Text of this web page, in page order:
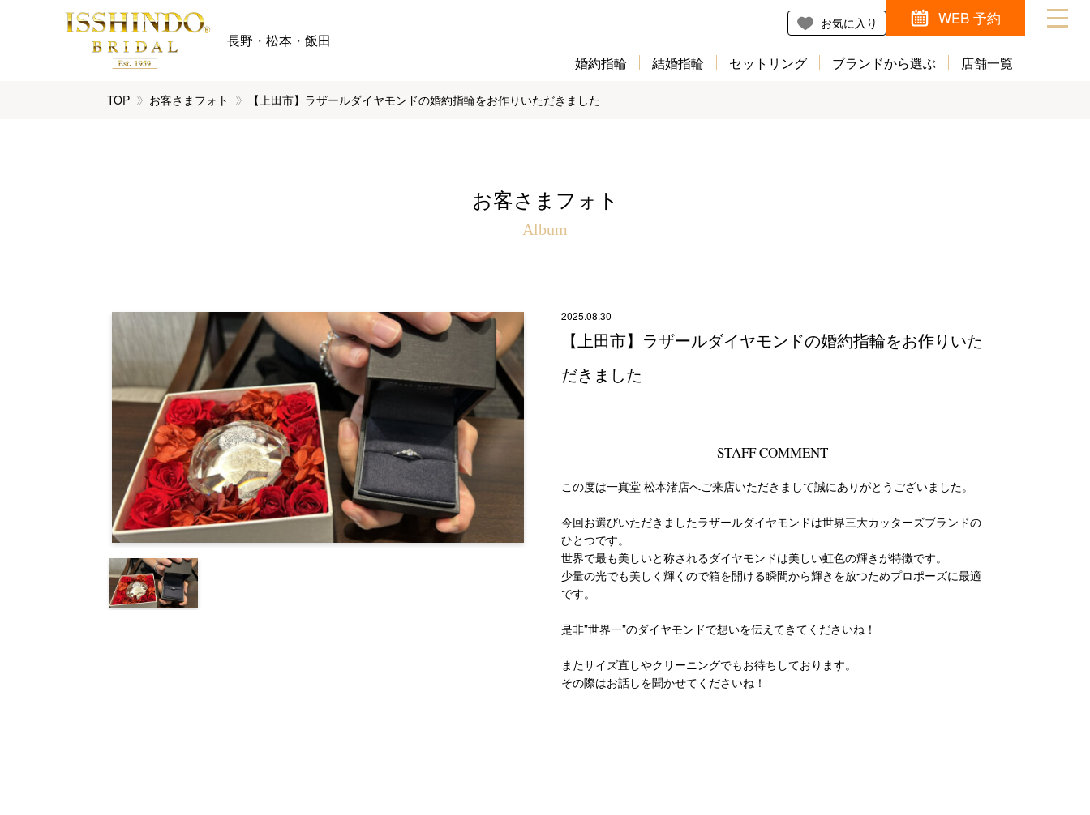
長野・松本・飯田
お気に入り WEB 予約
婚約指輪 結婚指輪 セットリング ブランドから選ぶ 店舗一覧
TOP お客さまフォト 【上田市】ラザールダイヤモンドの婚約指輪をお作りいただきました
お客さまフォト
Album
2025.08.30
【上田市】ラザールダイヤモンドの婚約指輪をお作りいた
だきました
STAFF COMMENT
この度は一真堂 松本渚店へご来店いただきまして誠にありがとうございました。
今回お選びいただきましたラザールダイヤモンドは世界三大カッターズブランドの
ひとつです。
世界で最も美しいと称されるダイヤモンドは美しい虹色の輝きが特徴です。
少量の光でも美しく輝くので箱を開ける瞬間から輝きを放つためプロポーズに最適
です。
是非”世界一”のダイヤモンドで想いを伝えてきてくださいね！
またサイズ直しやクリーニングでもお待ちしております。
その際はお話しを聞かせてくださいね！